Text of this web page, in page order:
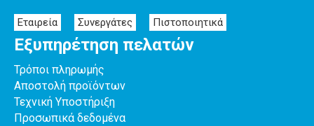
Εταιρεία Συνεργάτες Πιστοποιητικά
Εξυπηρέτηση πελατών
Τρόποι πληρωμής
Αποστολή προϊόντων
Τεχνική Υποστήριξη
Προσωπικά δεδομένα